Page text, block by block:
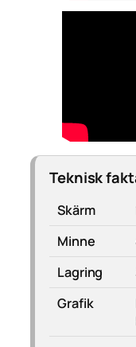
Teknisk
Skärm
Minne
Lagring
Grafik